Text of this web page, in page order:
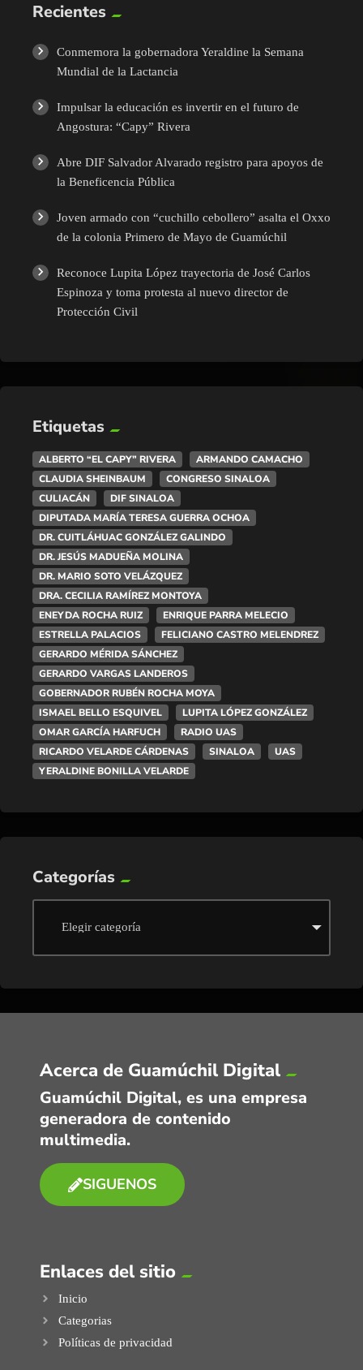
Recientes
Conmemora la gobernadora Yeraldine la Semana
Mundial de la Lactancia
Impulsar la educación es invertir en el futuro de
Angostura: “Capy” Rivera
Abre DIF Salvador Alvarado registro para apoyos de
la Beneficencia Pública
Joven armado con “cuchillo cebollero” asalta el Oxxo
de la colonia Primero de Mayo de Guamúchil
Reconoce Lupita López trayectoria de José Carlos
Espinoza y toma protesta al nuevo director de
Protección Civil
Etiquetas
ALBERTO “EL CAPY” RIVERA
ARMANDO CAMACHO
CLAUDIA SHEINBAUM
CONGRESO SINALOA
CULIACÁN
DIF SINALOA
DIPUTADA MARÍA TERESA GUERRA OCHOA
DR. CUITLÁHUAC GONZÁLEZ GALINDO
DR. JESÚS MADUEÑA MOLINA
DR. MARIO SOTO VELÁZQUEZ
DRA. CECILIA RAMÍREZ MONTOYA
ENEYDA ROCHA RUIZ
ENRIQUE PARRA MELECIO
ESTRELLA PALACIOS
FELICIANO CASTRO MELENDREZ
GERARDO MÉRIDA SÁNCHEZ
GERARDO VARGAS LANDEROS
GOBERNADOR RUBÉN ROCHA MOYA
ISMAEL BELLO ESQUIVEL
LUPITA LÓPEZ GONZÁLEZ
OMAR GARCÍA HARFUCH
RADIO UAS
RICARDO VELARDE CÁRDENAS
SINALOA
UAS
YERALDINE BONILLA VELARDE
Categorías
Acerca de Guamúchil Digital
Guamúchil Digital, es una empresa
generadora de contenido
multimedia.
SIGUENOS
Enlaces del sitio
Inicio
Categorias
Políticas de privacidad